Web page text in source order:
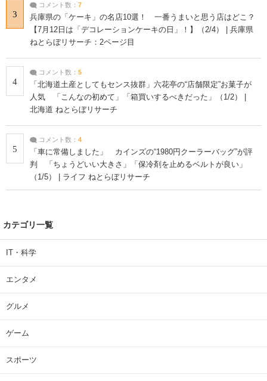
3
コメント数： 7
兵庫県の「ケーキ」の名店10選！ 一番うまいと思う店はどこ？
【7月12日は「デコレーションケーキの日」！】（2/4） | 兵庫県
ねとらぼリサーチ：2ページ目
4
コメント数： 5
「北海道土産としてもセンス抜群」六花亭の“店舗限定”お菓子が
人気 「こんなの初めて」「箱買いするべきだった」（1/2） |
北海道 ねとらぼリサーチ
5
コメント数： 4
「車に常備しました」 カインズの“1980円クーラーバッグ”が評
判 「ちょうどいい大きさ」「保冷剤を止めるベルトが良い」
（1/5） | ライフ ねとらぼリサーチ
カテゴリ一覧
IT・科学
エンタメ
グルメ
ゲーム
スポーツ